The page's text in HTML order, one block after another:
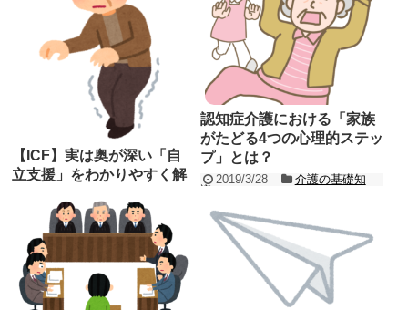
【ICF】実は奥が深い「自
立支援」をわかりやすく解
2019/3/28
介護の基礎知
現在の介護現場は「自立支援」を促して
いく方針です。 簡単に説明すると「自分
で出来ることは自分でしてもらう」とい
うことになります...
記事を読む
認知症介護における「家族
がたどる4つの心理的ステッ
プ」とは？
2019/3/28
介護の基礎知
識
自分の親や家族が「認知症」になってし
まった場合、初めて自分が「介護者」と
いう立場となり、今までに経験したこと
のないような状態に陥りま...
記事を読む